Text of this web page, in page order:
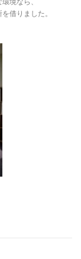
借りました。